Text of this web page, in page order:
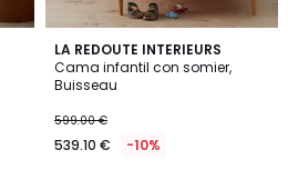
LA REDOUTE INTERIEURS
Cama infantil con somier,
Buisseau
599.00 €
539.10 € -10%
4,6
/ 5